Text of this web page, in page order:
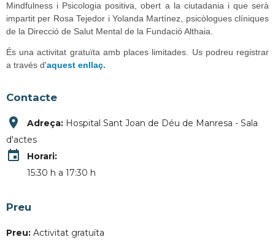
Mindfulness i Psicologia positiva, obert a la ciutadania i que serà
impartit per Rosa Tejedor i Yolanda Martínez, psicòlogues clíniques
de la Direcció de Salut Mental de la Fundació Althaia.
És una activitat gratuïta amb places limitades. Us podreu registrar
a través d'aquest enllaç.
Contacte
place Adreça: Hospital Sant Joan de Déu de Manresa - Sala
d'actes
event
Horari:
15:30 h a 17:30 h
Preu
Preu: Activitat gratuïta